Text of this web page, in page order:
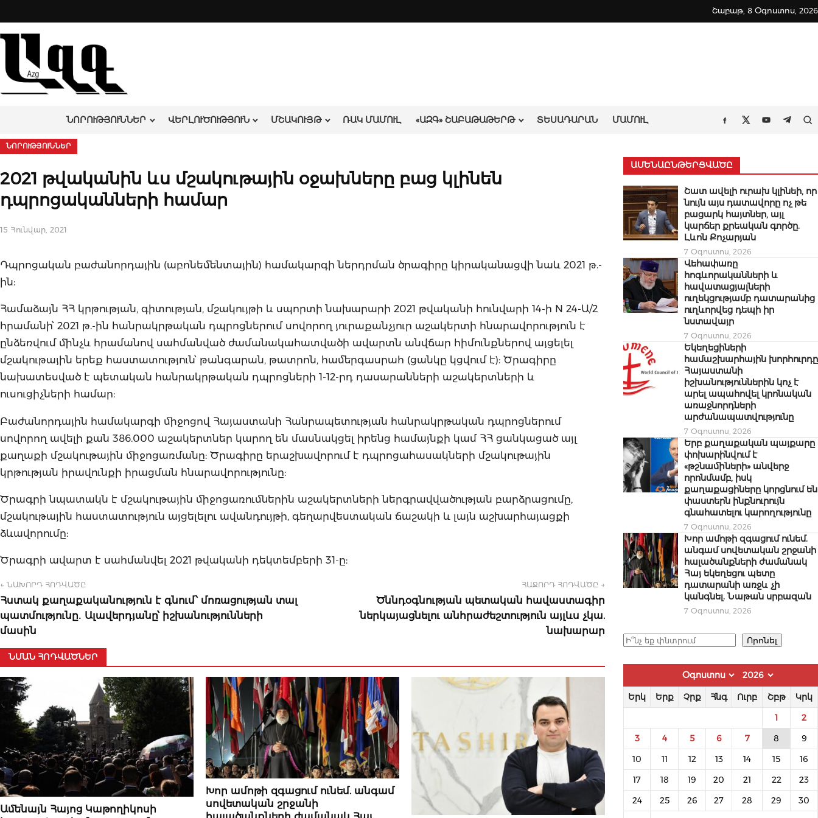
to
content
Շաբաթ, 8 Օգոստոս, 2026
ՆՈՐՈՒԹՅՈՒՆՆԵՐ ՎԵՐԼՈՒԾՈՒԹՅՈՒՆ ՄՇԱԿՈՒՅԹ ՌԱԿ ՄԱՄՈՒԼ «ԱԶԳ» ՇԱԲԱԹԱԹԵՐԹ ՏԵՍԱԴԱՐԱՆ ՄԱՄՈՒԼ
Facebook
TwitterYoutube
ՆՈՐՈՒԹՅՈՒՆՆԵՐ
2021 թվականին ևս մշակութային օջախները բաց կլինեն
դպրոցականների համար
15 Հունվար, 2021
Դպրոցական բաժանորդային (աբոնեմենտային) համակարգի ներդրման ծրագիրը կիրականացվի նաև 2021 թ.-
ին:
Համաձայն ՀՀ կրթության, գիտության, մշակույթի և սպորտի նախարարի 2021 թվականի հունվարի 14-ի N 24-Ա/2
հրամանի՝ 2021 թ.-ին հանրակրթական դպրոցներում սովորող յուրաքանչյուր աշակերտի հնարավորություն է
ընձեռվում մինչև հրամանով սահմանված ժամանակահատվածի ավարտն անվճար հիմունքներով այցելել
մշակութային երեք հաստատություն՝ թանգարան, թատրոն, համերգասրահ (ցանկը կցվում է): Ծրագիրը
նախատեսված է պետական հանրակրթական դպրոցների 1-12-րդ դասարանների աշակերտների և
ուսուցիչների համար:
Բաժանորդային համակարգի միջոցով Հայաստանի Հանրապետության հանրակրթական դպրոցներում
սովորող ավելի քան 386.000 աշակերտներ կարող են մասնակցել իրենց համայնքի կամ ՀՀ ցանկացած այլ
քաղաքի մշակութային միջոցառմանը: Ծրագիրը երաշխավորում է դպրոցահասակների մշակութային
կրթության իրավունքի իրացման հնարավորությունը:
Ծրագրի նպատակն է մշակութային միջոցառումներին աշակերտների ներգրավվածության բարձրացումը,
մշակութային հաստատություն այցելելու ավանդույթի, գեղարվեստական ճաշակի և լայն աշխարհայացքի
ձևավորումը:
Ծրագրի ավարտ է սահմանվել 2021 թվականի դեկտեմբերի 31-ը:
← ՆԱԽՈՐԴ ՀՈԴՎԱԾԸ
Հստակ քաղաքականություն է գնում՝ մոռացության տալ
պատմությունը․ Ալավերդյանը՝ իշխանությունների
մասին
ՀԱՋՈՐԴ ՀՈԴՎԱԾԸ →
Ծննդօգնության պետական հավաստագիր
ներկայացնելու անհրաժեշտություն այլևս չկա.
նախարար
ՆՄԱՆ ՀՈԴՎԱԾՆԵՐ
ՆՈՐՈՒԹՅՈՒՆՆԵՐ
Ամենայն Հայոց Կաթողիկոսի
ՆՈՐՈՒԹՅՈՒՆՆԵՐ
Խոր ամոթի զգացում ունեմ. անգամ
սովետական շրջանի
ԱՄԵՆԱԸՆԹԵՐՑՎԱԾԸ
Շատ ավելի ուրախ կլինեի, որ
նույն այս դատավորը ոչ թե
բացարկ հայտներ, այլ
կարճեր քրեական գործը.
Լևոն Քոչարյան
7 Օգոստոս, 2026
Վեհափառը
հոգևորականների և
հավատացյալների
ուղեկցությամբ դատարանից
ուղևորվեց դեպի իր
նստավայր
7 Օգոստոս, 2026
Եկեղեցիների
համաշխարհային խորհուրդը
Հայաստանի
իշխանություններին կոչ է
արել ապահովել կրոնական
առաջնորդների
արժանապատվությունը
7 Օգոստոս, 2026
Երբ քաղաքական պայքարը
փոխարինվում է
«թշնամիների» անվերջ
որոնմամբ, իսկ
քաղաքացիները կորցնում են
փաստերն ինքնուրույն
գնահատելու կարողությունը
7 Օգոստոս, 2026
Խոր ամոթի զգացում ունեմ.
անգամ սովետական շրջանի
հալածանքների ժամանակ
Հայ եկեղեցու պետը
դատարանի առջև չի
կանգնել. Նաթան սրբազան
7 Օգոստոս, 2026
Որոնել Որոնել
Երկ Երք Չրք Հնգ Ուրբ Շբթ Կրկ
1 2
3 4 5 6 7 8 9
10 11 12 13 14 15 16
17 18 19 20 21 22 23
24 25 26 27 28 29 30